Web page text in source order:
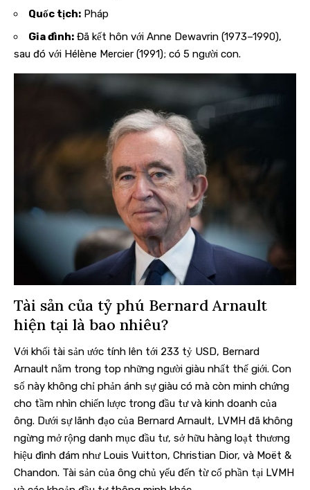
Quốc tịch: Pháp
Gia đình: Đã kết hôn với Anne Dewavrin (1973–1990),
sau đó với Hélène Mercier (1991); có 5 người con.
Tài sản của tỷ phú Bernard Arnault
hiện tại là bao nhiêu?
Với khối tài sản ước tính lên tới 233 tỷ USD, Bernard
Arnault nằm trong top những người giàu nhất thế giới. Con
số này không chỉ phản ánh sự giàu có mà còn minh chứng
cho tầm nhìn chiến lược trong đầu tư và kinh doanh của
ông. Dưới sự lãnh đạo của Bernard Arnault, LVMH đã không
ngừng mở rộng danh mục đầu tư, sở hữu hàng loạt thương
hiệu đình đám như Louis Vuitton, Christian Dior, và Moët &
Chandon. Tài sản của ông chủ yếu đến từ cổ phần tại LVMH